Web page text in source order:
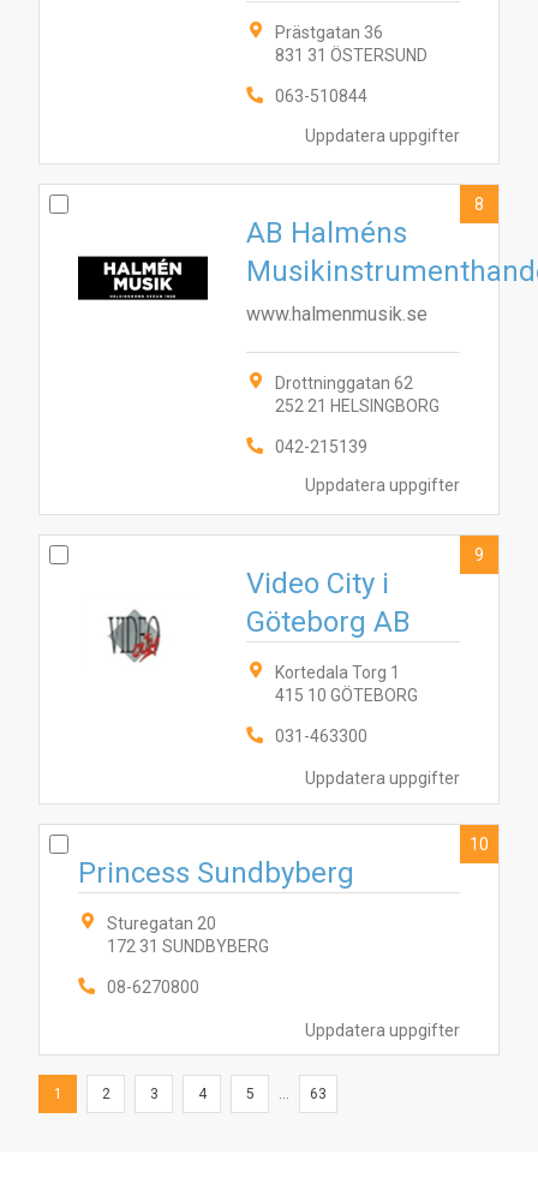
Uppdatera uppgifter
Prästgatan 36
831 31 ÖSTERSUND
063-510844
Uppdatera uppgifter
AB Halméns
www.halmenmusik.se
Drottninggatan 62
252 21 HELSINGBORG
042-215139
8
Uppdatera uppgifter
Video City i
Göteborg AB
Kortedala Torg 1
415 10 GÖTEBORG
031-463300
9
Uppdatera uppgifter
Princess Sundbyberg
Sturegatan 20
172 31 SUNDBYBERG
08-6270800
10
1 2 3 4 5 ... 63